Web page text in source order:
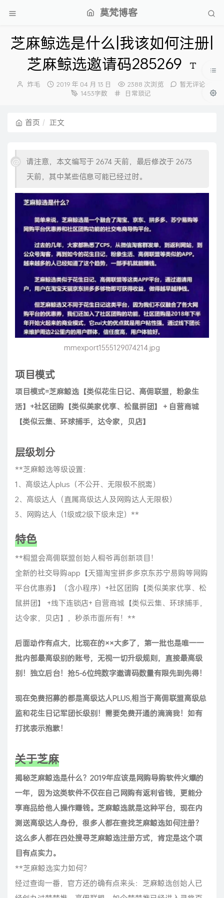
莫梵博客
芝麻鲸选是什么|我该如何注册|
芝麻鲸选邀请码285269
博
炸毛
发
2019 年 04 月 13 日 2388 次浏览
暂无评论
1453字数
分
日常琐记
首页 正文
请注意，本文编写于 2674 天前，最后修改于 2673
天前，其中某些信息可能已经过时。
mmexport1555129074214.jpg
项目模式
项目模式=芝麻鲸选【类似花生日记、高佣联盟，粉象生
活】+社区团购【类似美家优享、松鼠拼团】＋自营商城
【类似云集、环球捕手，达令家，贝店】
层级划分
**芝麻鲸选等级设置：
1、高级达人plus（不公开、无限极不脱离）
2、高级达人（直属高级达人及网购达人无限极）
3、网购达人（1级或2级下级未定）**
特色
**桐盟会高佣联盟创始人桐爷再创新项目！
全新的社交导购app【天猫淘宝拼多多京东苏宁易购等网购
平台优惠券】（含小程序）+社区团购【类似美家优享、松
鼠拼团】 +线下连锁店+ 自营商城【类似云集、环球捕手，
达令家，贝店】，秒杀市面所有！**
后面动作有点大，比现在的××大多了，第一批也是唯一一
批内部最高级别的账号，无视一切升级规则，直接最高级
别！独立后台！抢5-6位纯数字邀请码数量有限先到先得！
现在免费招募的都是高级达人PLUS,相当于高佣联盟高级总
监和花生日记军团长级别！需要免费开通的滴滴我！如有
打扰表示抱歉！
关于芝麻
揭秘芝麻鲸选是什么？2019年应该是网购导购软件火爆的
一年，因为这类软件不仅在自己网购有返利省钱，更能分
享商品给他人操作赚钱。芝麻鲸选就是这种平台，现在内
测送高级达人身份，很多人都在查找芝麻鲸选如何注册？
这么多人都在四处搜寻芝麻鲸选注册方式，肯定是这个项
目有点实力。
**芝麻鲸选实力如何？
经过查询一番，官方还的确有点来头：芝麻鲸选创始人已